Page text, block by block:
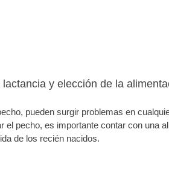
y elección de la
pueden surgir problemas en
el pecho, es importante contar con una
de los recién nacidos.